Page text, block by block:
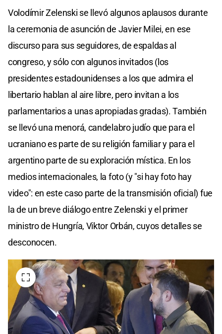
Volodímir Zelenski se llevó algunos aplausos durante
la ceremonia de asunción de Javier Milei, en ese
discurso para sus seguidores, de espaldas al
congreso, y sólo con algunos invitados (los
presidentes estadounidenses a los que admira el
libertario hablan al aire libre, pero invitan a los
parlamentarios a unas apropiadas gradas). También
se llevó una menorá, candelabro judío que para el
ucraniano es parte de su religión familiar y para el
argentino parte de su exploración mística. En los
medios internacionales, la foto (y "si hay foto hay
video": en este caso parte de la transmisión oficial) fue
la de un breve diálogo entre Zelenski y el primer
ministro de Hungría, Viktor Orbán, cuyos detalles se
desconocen.